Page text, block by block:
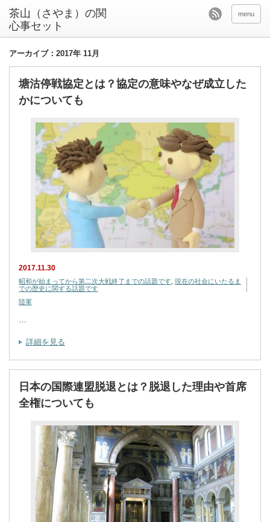
茶山（さやま）の関
心事セット
menu
アーカイブ：2017年 11月
塘沽停戦協定とは？協定の意味やなぜ成立した
かについても
2017.11.30
昭和が始まってから第二次大戦終了までの話題です, 現在の社会にいたるま
での歴史に関する話題です
陸軍
…
詳細を見る
日本の国際連盟脱退とは？脱退した理由や首席
全権についても